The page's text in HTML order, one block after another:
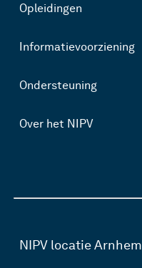
Opleidingen
Informatievoorziening
Ondersteuning
Over het NIPV
NIPV locatie Arnhem